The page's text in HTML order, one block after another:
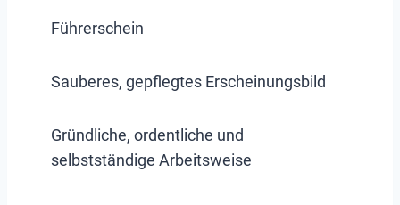
Führerschein
Sauberes, gepflegtes Erscheinungsbild
Gründliche, ordentliche und
selbstständige Arbeitsweise